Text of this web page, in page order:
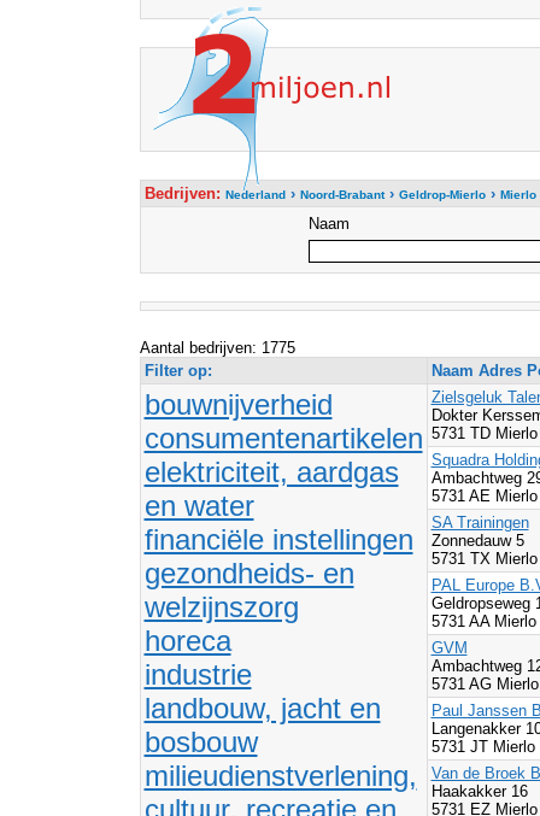
Bedrijven: Nederland› Noord-Brabant› Geldrop-Mierlo› Mierlo
Naam
Aantal bedrijven: 1775
Filter op:
Naam Adres
bouwnijverheid
consumentenartikelen
elektriciteit, aardgas
en water
financiële instellingen
gezondheids- en
welzijnszorg
horeca
industrie
landbouw, jacht en
bosbouw
milieudienstverlening,
cultuur, recreatie en
Zielsgeluk
Dokter
5731 TD
Squadra
Ambachtweg
5731 AE
SA Trainingen
Zonnedauw 5
5731 TX
PAL Europe
Geldropseweg
5731 AA
GVM
Ambachtweg
5731 AG
Paul Janssen
Langenakker
5731 JT Mierlo
Van de Broek
Haakakker 16
5731 EZ